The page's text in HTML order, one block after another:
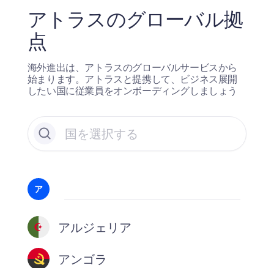
アトラスのグローバル拠
点
海外進出は、アトラスのグローバルサービスから
始まります。アトラスと提携して、ビジネス展開
したい国に従業員をオンボーディングしましょう
ア
アルジェリア
アンゴラ